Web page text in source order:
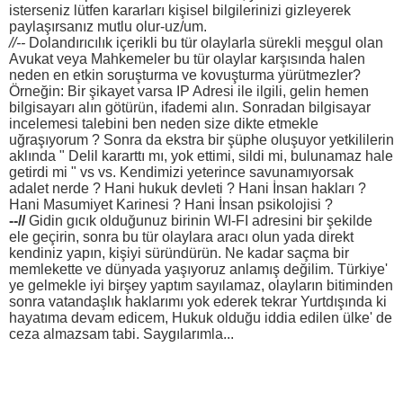
isterseniz lütfen kararları kişisel bilgilerinizi gizleyerek
paylaşırsanız mutlu olur-uz/um.
//-- Dolandırıcılık içerikli bu tür olaylarla sürekli meşgul olan
Avukat veya Mahkemeler bu tür olaylar karşısında halen
neden en etkin soruşturma ve kovuşturma yürütmezler?
Örneğin: Bir şikayet varsa IP Adresi ile ilgili, gelin hemen
bilgisayarı alın götürün, ifademi alın. Sonradan bilgisayar
incelemesi talebini ben neden size dikte etmekle
uğraşıyorum ? Sonra da ekstra bir şüphe oluşuyor yetkililerin
aklında " Delil kararttı mı, yok ettimi, sildi mi, bulunamaz hale
getirdi mi " vs vs. Kendimizi yeterince savunamıyorsak
adalet nerde ? Hani hukuk devleti ? Hani İnsan hakları ?
Hani Masumiyet Karinesi ? Hani İnsan psikolojisi ?
--//Gidin gıcık olduğunuz birinin WI-FI adresini bir şekilde
ele geçirin, sonra bu tür olaylara aracı olun yada direkt
kendiniz yapın, kişiyi süründürün. Ne kadar saçma bir
memlekette ve dünyada yaşıyoruz anlamış değilim. Türkiye'
ye gelmekle iyi birşey yaptım sayılamaz, olayların bitiminden
sonra vatandaşlık haklarımı yok ederek tekrar Yurtdışında ki
hayatıma devam edicem, Hukuk olduğu iddia edilen ülke' de
ceza almazsam tabi. Saygılarımla...